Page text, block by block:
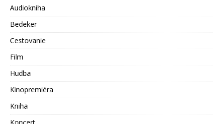
Audiokniha
Bedeker
Cestovanie
Film
Hudba
Kinopremiéra
Kniha
Koncert